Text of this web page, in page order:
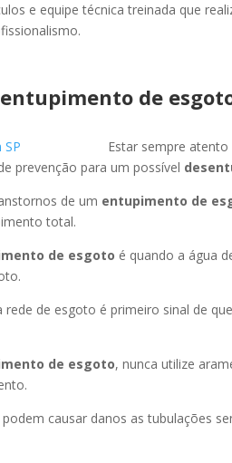
e equipe técnica treinada que
de
Estar sempre
prevenção para um possível
de um entupimento de
total.
de esgoto é quando a água
rede de esgoto é primeiro sinal de
de esgoto, nunca utilize
causar danos as tubulações